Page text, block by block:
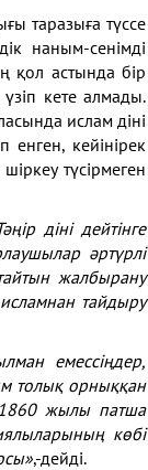
таразыға түссе
наным-сенімді
астында бір
кете алмады.
ислам діні
енген, кейінірек
түсірмеген
діні дейтінге
әртүрлі
жалбырану
тайдыру
емессіңдер,
толық орныққан
1860 жылы патша
көбі
,-дейді.